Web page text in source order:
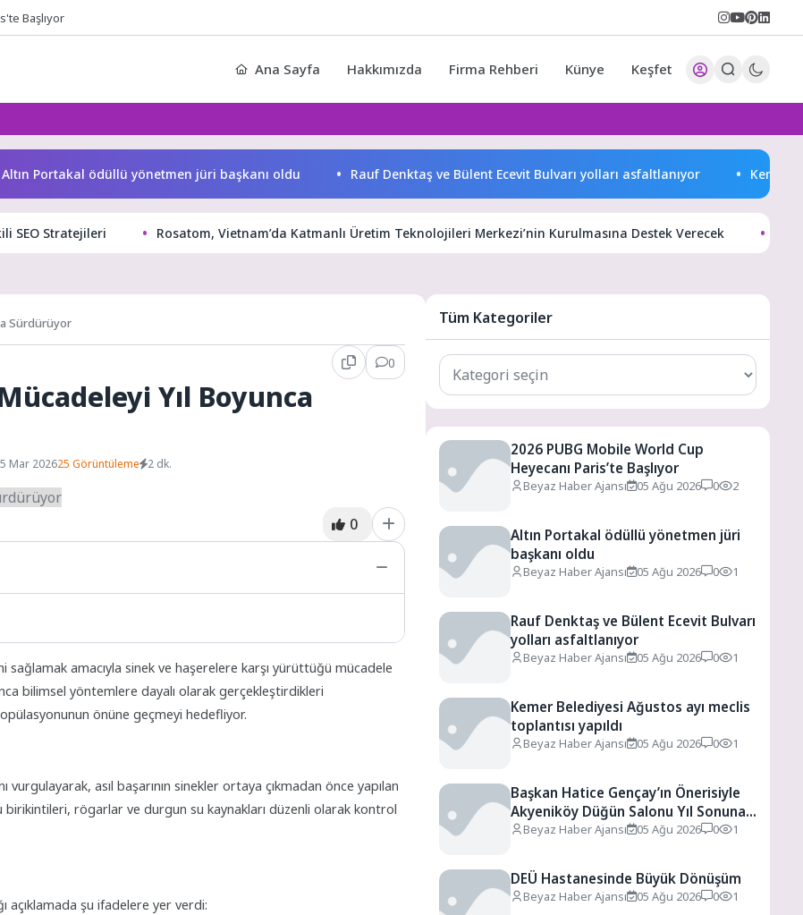
Başlıyor
Ana Sayfa Hakkımızda Firma Rehberi Künye Keşfet
Portakal ödüllü yönetmen jüri başkanı oldu Rauf Denktaş ve Bülent Ecevit Bulvarı yolları asfaltlanıyor Kemer
SEO Stratejileri Rosatom, Vietnam’da Katmanlı Üretim Teknolojileri Merkezi’nin Kurulmasına Destek Verecek
Sürdürüyor
0
Yıl Boyunca
Mar 202625 Görüntüleme 2 dk.
0
sağlamak amacıyla sinek ve haşerelere karşı yürüttüğü mücadele
bilimsel yöntemlere dayalı olarak gerçekleştirdikleri
önüne geçmeyi hedefliyor.
vurgulayarak, asıl başarının sinekler ortaya çıkmadan önce yapılan
birikintileri, rögarlar ve durgun su kaynakları düzenli olarak kontrol
açıklamada şu ifadelere yer verdi:
Tüm Kategoriler
Tüm
Kategoriler
2026 PUBG Mobile World Cup
Heyecanı Paris’te Başlıyor
Beyaz Haber Ajansı 05 Ağu 2026 0 2
Altın Portakal ödüllü yönetmen jüri
başkanı oldu
Beyaz Haber Ajansı 05 Ağu 2026 0 1
Rauf Denktaş ve Bülent Ecevit Bulvarı
yolları asfaltlanıyor
Beyaz Haber Ajansı 05 Ağu 2026 0 1
Kemer Belediyesi Ağustos ayı meclis
toplantısı yapıldı
Beyaz Haber Ajansı 05 Ağu 2026 0 1
Başkan Hatice Gençay’ın Önerisiyle
Akyeniköy Düğün Salonu Yıl Sonuna
Kadar Ücretsiz
Beyaz Haber Ajansı 05 Ağu 2026 0 1
DEÜ Hastanesinde Büyük Dönüşüm
Beyaz Haber Ajansı 05 Ağu 2026 0 1